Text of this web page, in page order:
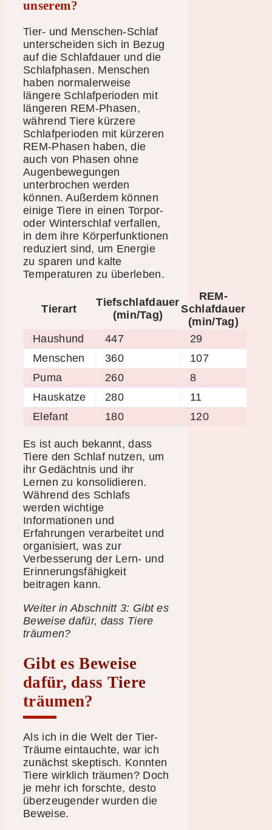
unserem?
Tier- und Menschen-Schlaf
unterscheiden sich in Bezug
auf die Schlafdauer und die
Schlafphasen. Menschen
haben normalerweise
längere Schlafperioden mit
längeren REM-Phasen,
während Tiere kürzere
Schlafperioden mit kürzeren
REM-Phasen haben, die
auch von Phasen ohne
Augenbewegungen
unterbrochen werden
können. Außerdem können
einige Tiere in einen Torpor-
oder Winterschlaf verfallen,
in dem ihre Körperfunktionen
reduziert sind, um Energie
zu sparen und kalte
Temperaturen zu überleben.
Tierart
Tiefschlafdauer
(min/Tag)
REM-
Schlafdauer
(min/Tag)
Haushund
447
29
Menschen
360
107
Puma
260
8
Hauskatze
280
11
Elefant
180 120
Es ist auch bekannt, dass
Tiere den Schlaf nutzen, um
ihr Gedächtnis und ihr
Lernen zu konsolidieren.
Während des Schlafs
werden wichtige
Informationen und
Erfahrungen verarbeitet und
organisiert, was zur
Verbesserung der Lern- und
Erinnerungsfähigkeit
beitragen kann.
Weiter in Abschnitt 3: Gibt es
Beweise dafür, dass Tiere
träumen?
Gibt es Beweise
dafür, dass Tiere
träumen?
Als ich in die Welt der Tier-
Träume eintauchte, war ich
zunächst skeptisch. Konnten
Tiere wirklich träumen? Doch
je mehr ich forschte, desto
überzeugender wurden die
Beweise.